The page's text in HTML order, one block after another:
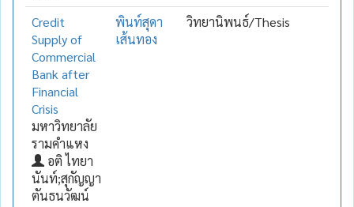
Credit
Supply of
Commercial
Bank after
Financial
Crisis
มหาวิทยาลัย
รามคำแหง
อติ ไทยา
นันท์;สุกัญญา
ตันธนวัฒน์
พินท์สุดา
เส้นทอง
วิทยานิพนธ์/Thesis